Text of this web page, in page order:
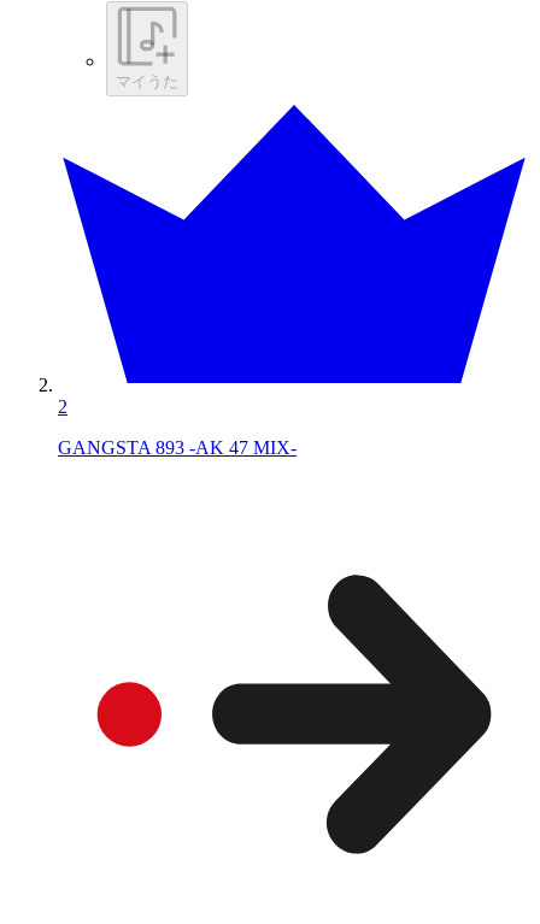
マイうた
2
GANGSTA 893 -AK 47 MIX-